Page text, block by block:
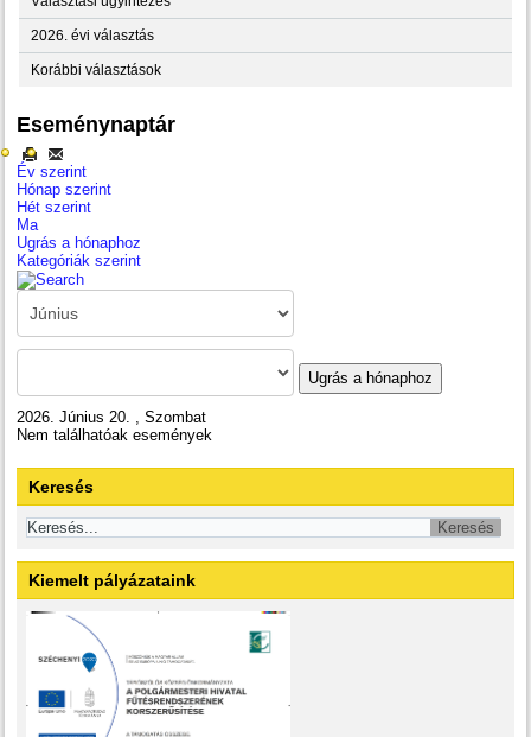
2026. évi választás
Korábbi választások
Eseménynaptár
Év szerint
Hónap szerint
Hét szerint
Ma
Ugrás a hónaphoz
Kategóriák szerint
Ugrás a hónaphoz
2026. Június 20. , Szombat
Nem találhatóak események
Keresés
Kiemelt pályázataink